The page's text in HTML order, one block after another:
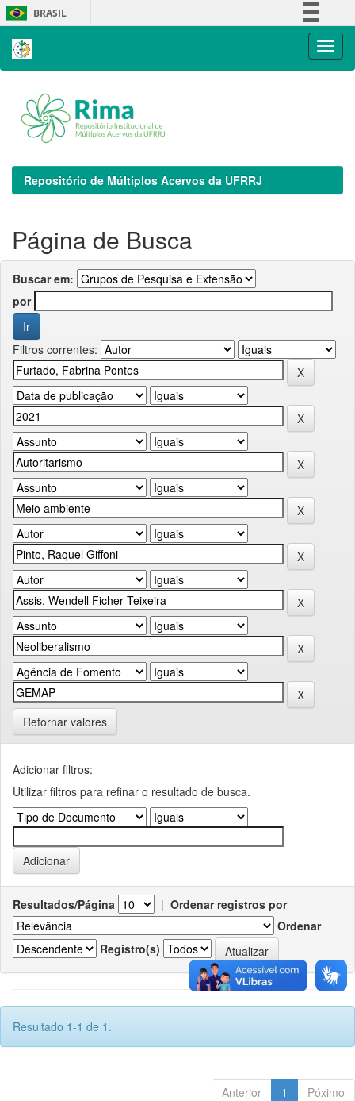
Skip
navigation
BRASIL
Repositório de Múltiplos Acervos da UFRRJ
Página de Busca
Buscar em:
por
Filtros correntes:
Retornar valores
Adicionar filtros:
Utilizar filtros para refinar o resultado de busca.
Resultados/Página | Ordenar registros por
Ordenar
Registro(s)
Resultado 1-1 de 1.
Anterior 1 Póximo